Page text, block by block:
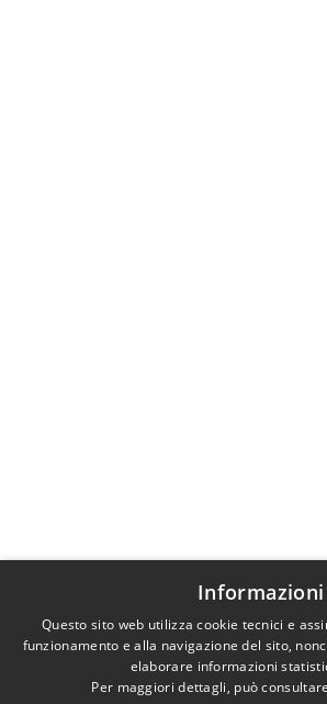
Questo sito web utilizza cookie tecnici e
funzionamento e alla navigazione del sito,
elaborare informazioni
Per maggiori dettagli, può